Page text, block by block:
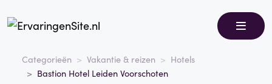
Categorieën Vakantie & reizen
Hotels
Bastion Hotel Leiden Voorschoten